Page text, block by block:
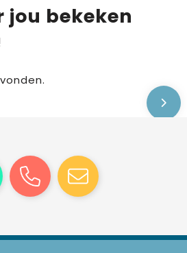
jou bekeken